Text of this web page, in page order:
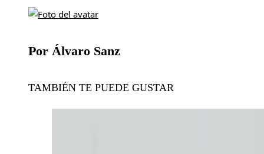
Por Álvaro Sanz
TAMBIÉN TE PUEDE GUSTAR